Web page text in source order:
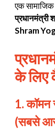
एक
प्रधानमंत्री
Shram
के लिए
1. कॉमन
(सबसे